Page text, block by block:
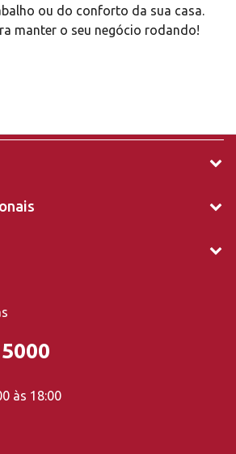
ou do conforto da sua casa.
manter o seu negócio rodando!
às 18:00